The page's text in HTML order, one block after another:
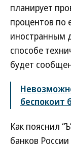
планирует
процентов по
иностранным
способе
будет
беспокоит
Как пояснил
банков